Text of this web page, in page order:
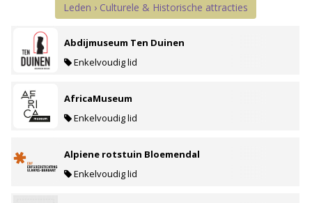
Leden › Culturele & Historische attracties
Abdijmuseum Ten Duinen
Enkelvoudig lid
AfricaMuseum
Enkelvoudig lid
Alpiene rotstuin Bloemendal
Enkelvoudig lid